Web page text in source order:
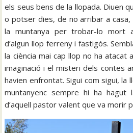
els seus bens de la llopada. Diuen
o potser dies, de no arribar a
la muntanya per trobar-lo mort
d’algun llop ferreny i fastigós.
la ciència mai cap llop no ha atacat
imaginació i el misteri dels contes
havien enfrontat. Sigui com sigui, la
muntanyenc sempre hi ha hagut
d’aquell pastor valent que va morir